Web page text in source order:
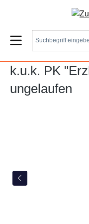
Zum Hauptinhalt
k.u.k. PK
ungelaufen